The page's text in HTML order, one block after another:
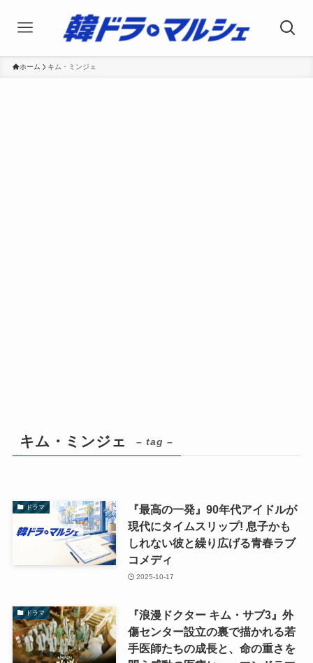
ホーム キム・ミンジェ
キム・ミンジェ – tag –
ドラマ
『最高の一発』90年代アイドルが
現代にタイムスリップ! 息子かも
しれない彼と繰り広げる青春ラブ
コメディ
2025-10-17
ドラマ
『浪漫ドクター キム・サブ3』外
傷センター設立の裏で描かれる若
手医師たちの成長と、命の重さを